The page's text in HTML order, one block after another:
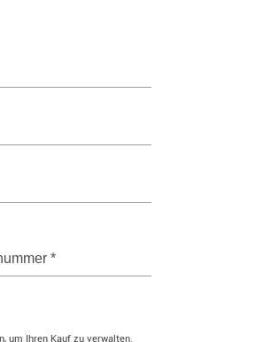
*
um Ihren Kauf zu verwalten.